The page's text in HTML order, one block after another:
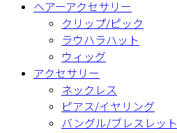
ヘアーアクセサリー
クリップ/ピック
ラウハラハット
ウィッグ
アクセサリー
ネックレス
ピアス/イヤリング
バングル/ブレスレット